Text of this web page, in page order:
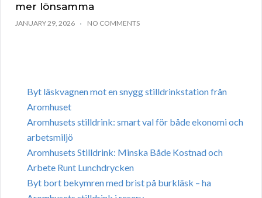
mer lönsamma
JANUARY 29, 2026 NO COMMENTS
Byt läskvagnen mot en snygg stilldrinkstation från
Aromhuset
Aromhusets stilldrink: smart val för både ekonomi och
arbetsmiljö
Aromhusets Stilldrink: Minska Både Kostnad och
Arbete Runt Lunchdrycken
Byt bort bekymren med brist på burkläsk – ha